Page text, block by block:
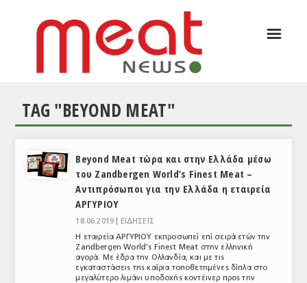
ΕΙΔΗΣΕΙΣ
ΘΕΜΑΤΑ
ΕΥΡΩΠΑΪΚΕΣ ΑΠΟΦΑΣΕΙΣ
☰
TAG "BEYOND MEAT"
Beyond Meat τώρα και στην Ελλάδα μέσω
του Zandbergen World’s Finest Meat –
Αντιπρόσωποι για την Ελλάδα η εταιρεία
ΑΡΓΥΡΙΟΥ
18.06.2019 |
ΕΙΔΗΣΕΙΣ
Η εταιρεία ΑΡΓΥΡΙΟΥ εκπροσωπεί επί σειρά ετών την
Zandbergen World’s Finest Meat στην ελληνική
αγορά. Με έδρα την Ολλανδία, και με τις
εγκαταστάσεις της καίρια τοποθετημένες δίπλα στο
μεγαλύτερο λιμάνι υποδοχής κοντέινερ προς την